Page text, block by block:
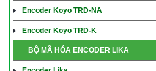
Encoder Koyo TRD-NA
Encoder Koyo TRD-K
BỘ MÃ HÓA ENCODER LIKA